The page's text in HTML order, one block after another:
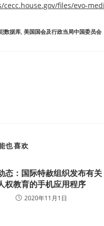
cecc.house.gov/files/evo-
数据库 美国国会及行政当局中国委员会
也喜欢
态：国际特赦组织发布有关
权教育的手机应用程序
2020年11月1日